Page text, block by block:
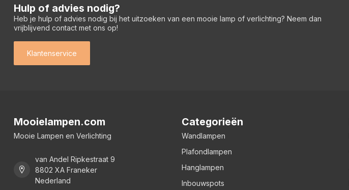
Hulp of advies nodig?
Heb je hulp of advies nodig bij het uitzoeken van een mooie lamp of verlichting? Neem dan
vrijblijvend contact met ons op!
Klantenservice
Mooielampen.com
Mooie Lampen en Verlichting
van Andel Ripkestraat 9
8802 XA Franeker
Nederland
Categorieën
Wandlampen
Plafondlampen
Hanglampen
Inbouwspots